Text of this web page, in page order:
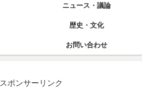
ニュース・議論
歴史・文化
お問い合わせ
スポンサーリンク